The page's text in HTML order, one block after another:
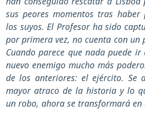
sus peores momentos tras
los suyos. El Profesor ha sido
por primera vez, no cuenta con un
Cuando parece que nada puede
nuevo enemigo mucho más
de los anteriores: el ejército. Se
mayor atraco de la historia y lo
un robo, ahora se transformará en